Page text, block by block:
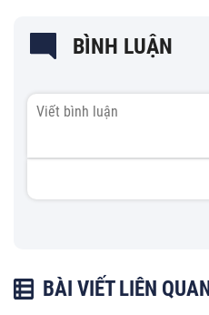
BÌNH LUẬN
BÀI VIẾT LIÊN QUAN